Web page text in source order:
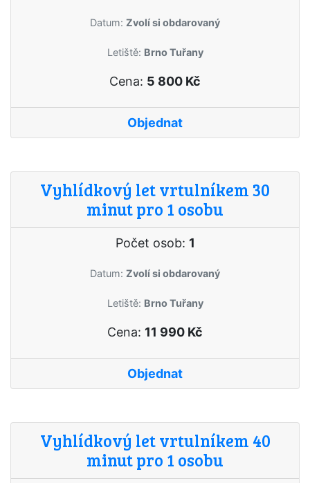
Datum: Zvolí si obdarovaný
Letiště: Brno Tuřany
Cena: 5 800 Kč
Objednat
Vyhlídkový let vrtulníkem 30
minut pro 1 osobu
Počet osob: 1
Datum: Zvolí si obdarovaný
Letiště: Brno Tuřany
Cena: 11 990 Kč
Objednat
Vyhlídkový let vrtulníkem 40
minut pro 1 osobu